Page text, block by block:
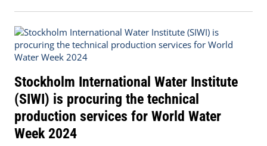
Stockholm International Water Institute
(SIWI) is procuring the technical
production services for World Water
Week 2024